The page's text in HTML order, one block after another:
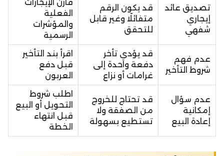
تصديق عائد
إيجاري
شفهي
قد يكون الرقم
متفائلًا وغير قابل
للتحقق
قارن الإيجارات
الفعلية
والمؤشرات
الرسمية
عدم فهم
شروط التأخير
قد يؤدي تأخر
دفعة واحدة إلى
غرامات أو نزاع
اقرأ بند التأخير
قبل دفع
العربون
عدم سؤال
إمكانية
إعادة البيع
قد تحتاج للخروج
من الصفقة ولا
تستطيع بسهولة
اطلب شروط
التحويل أو البيع
قبل انتهاء
الخطة